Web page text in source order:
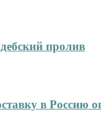
пролив
в Россию